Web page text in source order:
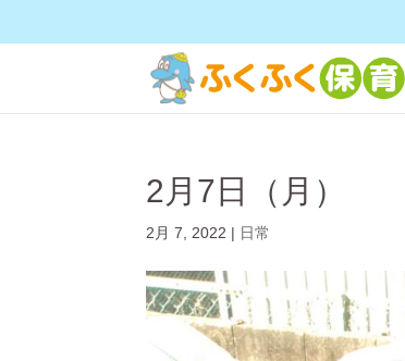
2月7日（月）
2月 7, 2022 | 日常